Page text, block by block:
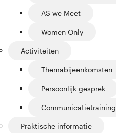
AS we Meet
Women Only
Activiteiten
Themabijeenkomsten
Persoonlijk gesprek
Communicatietraining
Praktische informatie